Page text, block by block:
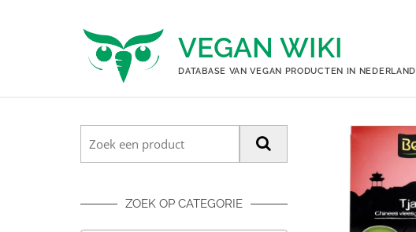
VEGAN WIKI
DATABASE VAN VEGAN PRODUCTEN IN NEDERLAND
ZOEK OP CATEGORIE